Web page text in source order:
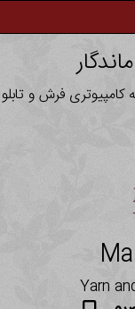
کامپیوتری فرش و تابلو
Yarn